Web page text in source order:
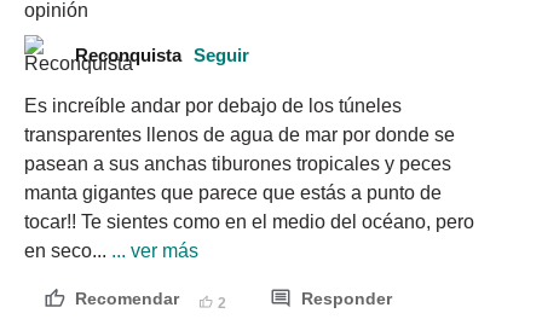
Reconquista Seguir
Es increíble andar por debajo de los túneles
transparentes llenos de agua de mar por donde se
pasean a sus anchas tiburones tropicales y peces
manta gigantes que parece que estás a punto de
tocar!! Te sientes como en el medio del océano, pero
en seco... ... ver más
Recomendar 2 Responder